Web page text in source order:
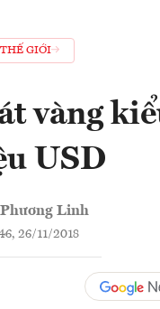
THẾ GIỚI
vàng
USD
Phương Linh
26/11/2018